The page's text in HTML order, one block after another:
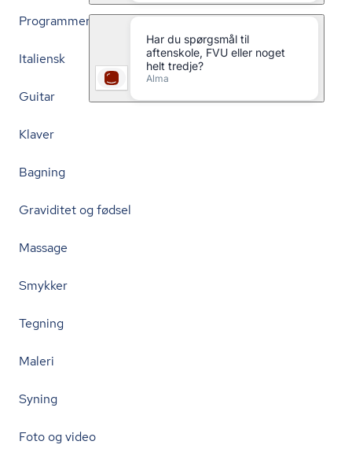
Programmering
Italiensk
Guitar
Klaver
Bagning
Graviditet og fødsel
Massage
Smykker
Tegning
Maleri
Syning
Foto og video